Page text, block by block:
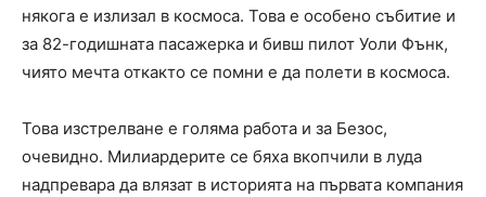
някога е излизал в космоса. Това е особено събитие и
за 82-годишната пасажерка и бивш пилот Уоли Фънк,
чиято мечта откакто се помни е да полети в космоса.
Това изстрелване е голяма работа и за Безос,
очевидно. Милиардерите се бяха вкопчили в луда
надпревара да влязат в историята на първата компания